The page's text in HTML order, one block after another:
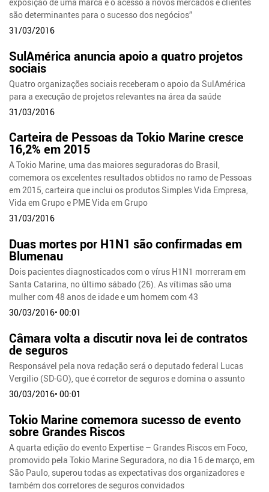
são determinantes para o sucesso dos negócios”
31/03/2016
SulAmérica anuncia apoio a quatro projetos
sociais
Quatro organizações sociais receberam o apoio da SulAmérica
para a execução de projetos relevantes na área da saúde
31/03/2016
Carteira de Pessoas da Tokio Marine cresce
16,2% em 2015
A Tokio Marine, uma das maiores seguradoras do Brasil,
comemora os excelentes resultados obtidos no ramo de Pessoas
em 2015, carteira que inclui os produtos Simples Vida Empresa,
Vida em Grupo e PME Vida em Grupo
31/03/2016
Duas mortes por H1N1 são confirmadas em
Blumenau
Dois pacientes diagnosticados com o vírus H1N1 morreram em
Santa Catarina, no último sábado (26). As vítimas são uma
mulher com 48 anos de idade e um homem com 43
30/03/2016• 00:01
Câmara volta a discutir nova lei de contratos
de seguros
Responsável pela nova redação será o deputado federal Lucas
Vergilio (SD-GO), que é corretor de seguros e domina o assunto
30/03/2016• 00:01
Tokio Marine comemora sucesso de evento
sobre Grandes Riscos
A quarta edição do evento Expertise – Grandes Riscos em Foco,
promovido pela Tokio Marine Seguradora, no dia 16 de março, em
São Paulo, superou todas as expectativas dos organizadores e
também dos corretores de seguros convidados